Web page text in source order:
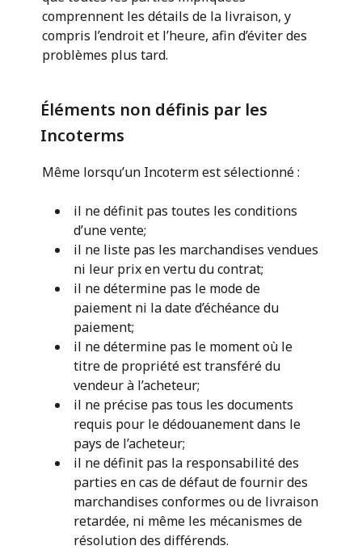
comprennent les détails de la livraison, y
compris l’endroit et l’heure, afin d’éviter des
problèmes plus tard.
Éléments non définis par les
Incoterms
Même lorsqu’un Incoterm est sélectionné :
il ne définit pas toutes les conditions
d’une vente;
il ne liste pas les marchandises vendues
ni leur prix en vertu du contrat;
il ne détermine pas le mode de
paiement ni la date d’échéance du
paiement;
il ne détermine pas le moment où le
titre de propriété est transféré du
vendeur à l’acheteur;
il ne précise pas tous les documents
requis pour le dédouanement dans le
pays de l’acheteur;
il ne définit pas la responsabilité des
parties en cas de défaut de fournir des
marchandises conformes ou de livraison
retardée, ni même les mécanismes de
résolution des différends.